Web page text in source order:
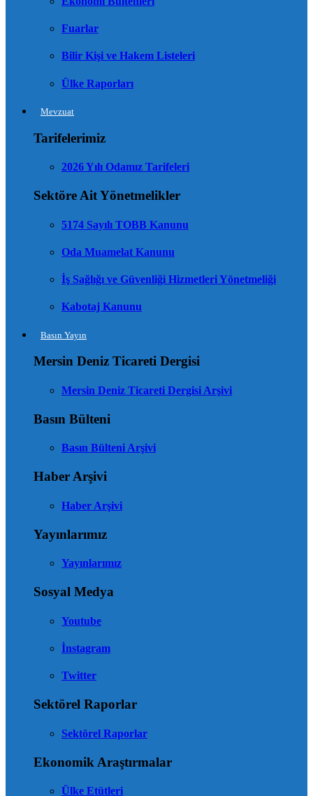
Fuarlar
Bilir Kişi ve Hakem Listeleri
Ülke Raporları
Mevzuat
Tarifelerimiz
2026 Yılı Odamız Tarifeleri
Sektöre Ait Yönetmelikler
5174 Sayılı TOBB Kanunu
Oda Muamelat Kanunu
İş Sağlığı ve Güvenliği Hizmetleri Yönetmeliği
Kabotaj Kanunu
Basın Yayın
Mersin Deniz Ticareti Dergisi
Mersin Deniz Ticareti Dergisi Arşivi
Basın Bülteni
Basın Bülteni Arşivi
Haber Arşivi
Haber Arşivi
Yayınlarımız
Yayınlarımız
Sosyal Medya
Youtube
İnstagram
Twitter
Sektörel Raporlar
Sektörel Raporlar
Ekonomik Araştırmalar
Ülke Etütleri